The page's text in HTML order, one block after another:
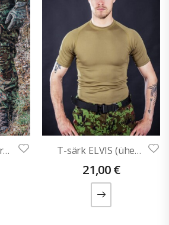
Püksid ENAR (Kergekaalulisest ripstopist) T-särk ELVIS (ühevärviline)
21,00€